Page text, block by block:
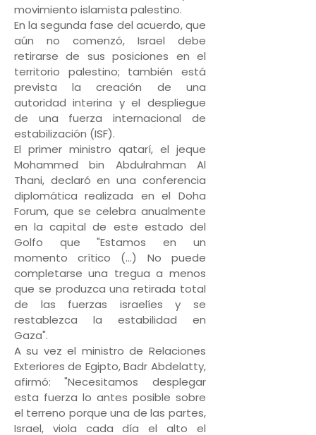
movimiento islamista palestino.
En la segunda fase del acuerdo, que
aún no comenzó, Israel debe
retirarse de sus posiciones en el
territorio palestino; también está
prevista la creación de una
autoridad interina y el despliegue
de una fuerza internacional de
estabilización (ISF).
El primer ministro qatarí, el jeque
Mohammed bin Abdulrahman Al
Thani, declaró en una conferencia
diplomática realizada en el Doha
Forum, que se celebra anualmente
en la capital de este estado del
Golfo que "Estamos en un
momento crítico (...) No puede
completarse una tregua a menos
que se produzca una retirada total
de las fuerzas israelíes y se
restablezca la estabilidad en
Gaza".
A su vez el ministro de Relaciones
Exteriores de Egipto, Badr Abdelatty,
afirmó: "Necesitamos desplegar
esta fuerza lo antes posible sobre
el terreno porque una de las partes,
Israel, viola cada día el alto el